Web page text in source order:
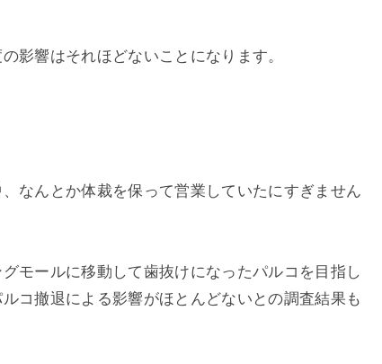
影響はそれほどないことになります。
なんとか体裁を保って営業していたにすぎません
モールに移動して歯抜けになったパルコを目指し
コ撤退による影響がほとんどないとの調査結果も